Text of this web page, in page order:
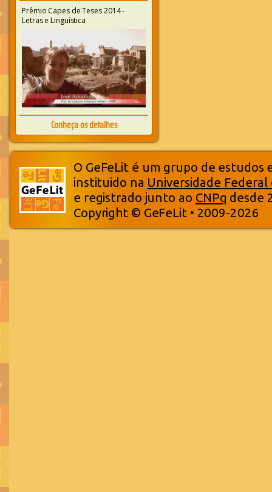
Prêmio Capes de Teses 2014 -
Letras e Linguística
Conheça os detalhes
O GeFeLit é um grupo de estudos
instituido na Universidade Federal
e registrado junto ao CNPq desde
Copyright © GeFeLit • 2009-2026